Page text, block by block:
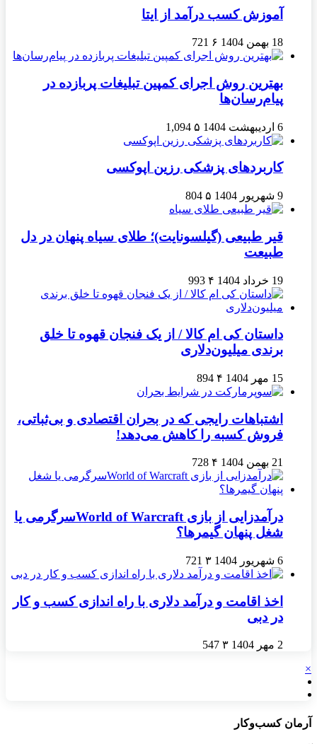
آموزش کسب درآمد از ایتا
18 بهمن 1404 ۶ 721
بهترین روش اجرای کمپین تبلیغات پربازده در
پیام‌رسان‌ها
6 اردیبهشت 1404 ۵ 1,094
کاربردهای پزشکی رزین اپوکسی
9 شهریور 1404 ۵ 804
قیر طبیعی (گیلسونایت)؛ طلای سیاه پنهان در دل
طبیعت
19 خرداد 1404 ۴ 993
داستان کی ام کالا / از یک فنجان قهوه تا خلق
برندی میلیون‌دلاری
15 مهر 1404 ۴ 894
اشتباهات رایجی که در بحران اقتصادی و بی‌ثباتی،
فروش کسبه را کاهش می‌دهد!
21 بهمن 1404 ۴ 728
درآمدزایی از بازی World of Warcraftسرگرمی یا
شغل پنهان گیمرها؟
6 شهریور 1404 ۳ 721
اخذ اقامت و درآمد دلاری با راه اندازی کسب و کار
در دبی
2 مهر 1404 ۳ 547
×
آرمان کسب‌وکار